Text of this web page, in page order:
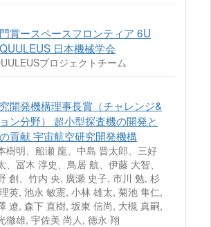
賞ースペースフロンティア 6U
日本機械学会
プロジェクトチーム
開発機構理事長賞（チャレンジ&
ン分野） 超小型探査機の開発と
貢献 宇宙航空研究開発機構
樹明、船瀬 龍、中島 晋太郎、三好
、冨木 淳史、鳥居 航、伊藤 大智、
創、竹内 央, 廣瀬 史子, 市川 勉, 杉
英, 池永 敏憲, 小林 雄太, 菊池 隼仁,
遼, 森下 直樹, 坂東 信尚, 大槻 真嗣,
徹雄, 宇佐美 尚人, 徳永 翔